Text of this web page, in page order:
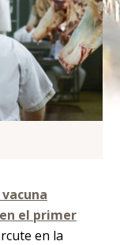
el primer
en la